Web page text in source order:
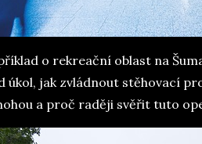
o rekreační oblast na
úkol, jak zvládnout stěhovací
a proč raději svěřit tuto